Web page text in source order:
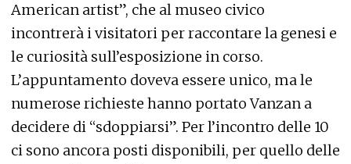
American artist”, che al museo civico
incontrerà i visitatori per raccontare la genesi e
le curiosità sull’esposizione in corso.
L’appuntamento doveva essere unico, ma le
numerose richieste hanno portato Vanzan a
decidere di “sdoppiarsi”. Per l’incontro delle 10
ci sono ancora posti disponibili, per quello delle